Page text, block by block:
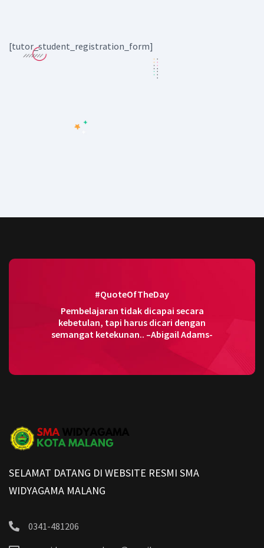
[tutor_student_registration_form]
#QuoteOfTheDay
Pembelajaran tidak dicapai secara
kebetulan, tapi harus dicari dengan
semangat ketekunan.. –Abigail Adams-
SELAMAT DATANG DI WEBSITE RESMI SMA
WIDYAGAMA MALANG
0341-481206